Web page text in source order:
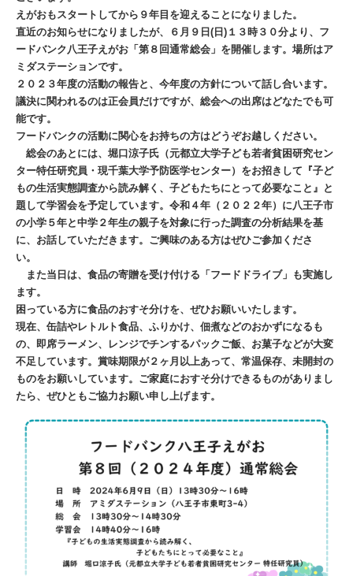
えがおもスタートしてから９年目を迎えることになりました。
直近のお知らせになりましたが、６月９日(日)１３時３０分より、フ
ードバンク八王子えがお「第８回通常総会」を開催します。場所はア
ミダステーションです。
２０２３年度の活動の報告と、今年度の方針について話し合います。
議決に関われるのは正会員だけですが、総会への出席はどなたでも可
能です。
フードバンクの活動に関心をお持ちの方はどうぞお越しください。
総会のあとには、堀口涼子氏（元都立大学子ども若者貧困研究セン
ター特任研究員・現千葉大学予防医学センター）をお招きして『子ど
もの生活実態調査から読み解く、子どもたちにとって必要なこと』と
題して学習会を予定しています。令和４年（２０２２年）に八王子市
の小学５年と中学２年生の親子を対象に行った調査の分析結果を基
に、お話していただきます。ご興味のある方はぜひご参加くださ
い。
また当日は、食品の寄贈を受け付ける「フードドライブ」も実施し
ます。
困っている方に食品のおすそ分けを、ぜひお願いいたします。
現在、缶詰やレトルト食品、ふりかけ、佃煮などのおかずになるも
の、即席ラーメン、レンジでチンするパックご飯、お菓子などが大変
不足しています。賞味期限が２ヶ月以上あって、常温保存、未開封の
ものをお願いしています。ご家庭におすそ分けできるものがありまし
たら、ぜひともご協力お願い申し上げます。